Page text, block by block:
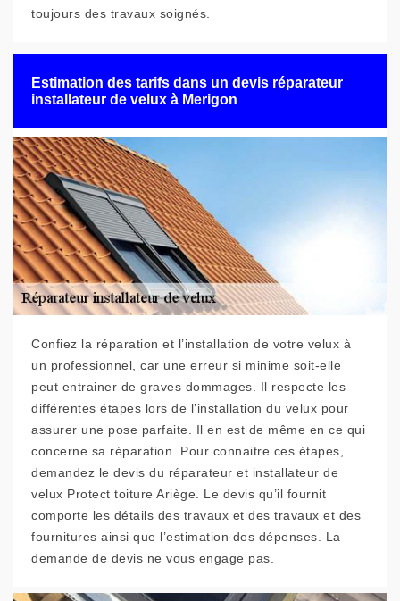
toujours des travaux soignés.
Estimation des tarifs dans un devis réparateur
installateur de velux à Merigon
Confiez la réparation et l’installation de votre velux à
un professionnel, car une erreur si minime soit-elle
peut entrainer de graves dommages. Il respecte les
différentes étapes lors de l’installation du velux pour
assurer une pose parfaite. Il en est de même en ce qui
concerne sa réparation. Pour connaitre ces étapes,
demandez le devis du réparateur et installateur de
velux Protect toiture Ariège. Le devis qu’il fournit
comporte les détails des travaux et des travaux et des
fournitures ainsi que l’estimation des dépenses. La
demande de devis ne vous engage pas.